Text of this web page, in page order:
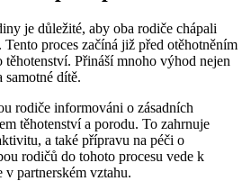
je důležité, aby oba rodiče chápali
proces začíná již před otěhotněním
těhotenství. Přináší mnoho výhod nejen
samotné dítě.
rodiče informováni o zásadních
těhotenství a porodu. To zahrnuje
a také přípravu na péči o
rodičů do tohoto procesu vede k
v partnerském vztahu.